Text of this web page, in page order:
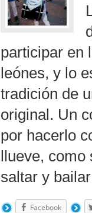
participar en
leónes, y lo
tradición de
original. Un
por hacerlo
llueve,
saltar y
Facebook